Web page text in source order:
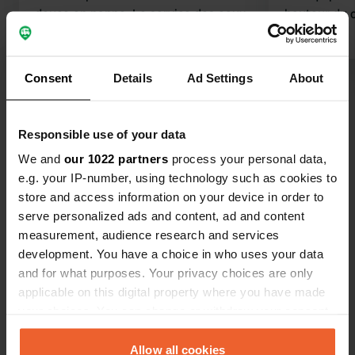
Consent Details Ad Settings About
Responsible use of your data
We and our 1022 partners process your personal data,
e.g. your IP-number, using technology such as cookies to
store and access information on your device in order to
serve personalized ads and content, ad and content
measurement, audience research and services
development. You have a choice in who uses your data
and for what purposes. Your privacy choices are only
applicable on this digital property where you have made
any time from the Cookie Declaration or by clicking on
the Privacy trigger icon.Allow all cookies
douce en panne. Le service des eaux
hauteur du cadre pas
eau
Contact
La Gare
Copie